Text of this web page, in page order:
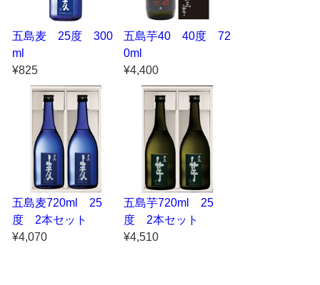
五島麦 25度 300
ml
¥825
五島芋40 40度 72
0ml
¥4,400
五島麦720ml 25
度 2本セット
¥4,070
五島芋720ml 25
度 2本セット
¥4,510